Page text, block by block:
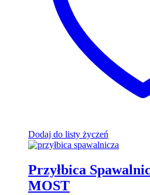
Dodaj do listy życzeń
Przyłbica
MOST